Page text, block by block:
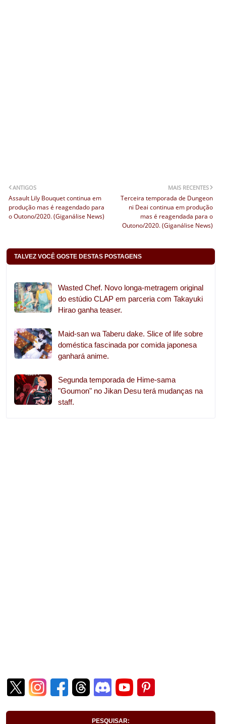
MAIS RECENTES
Terceira temporada de Dungeon
ni Deai continua em produção
mas é reagendada para o
Outono/2020. (Giganálise News)
ANTIGOS
Assault Lily Bouquet continua em
produção mas é reagendado para
o Outono/2020. (Giganálise News)
TALVEZ VOCÊ GOSTE DESTAS POSTAGENS
Wasted Chef. Novo longa-metragem original
do estúdio CLAP em parceria com Takayuki
Hirao ganha teaser.
Maid-san wa Taberu dake. Slice of life sobre
doméstica fascinada por comida japonesa
ganhará anime.
Segunda temporada de Hime-sama
"Goumon" no Jikan Desu terá mudanças na
staff.
PESQUISAR: